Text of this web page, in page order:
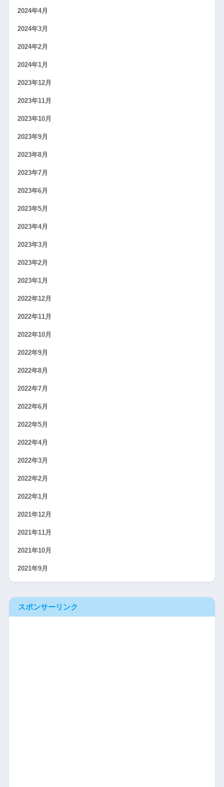
2024年4月
2024年3月
2024年2月
2024年1月
2023年12月
2023年11月
2023年10月
2023年9月
2023年8月
2023年7月
2023年6月
2023年5月
2023年4月
2023年3月
2023年2月
2023年1月
2022年12月
2022年11月
2022年10月
2022年9月
2022年8月
2022年7月
2022年6月
2022年5月
2022年4月
2022年3月
2022年2月
2022年1月
2021年12月
2021年11月
2021年10月
2021年9月
スポンサーリンク